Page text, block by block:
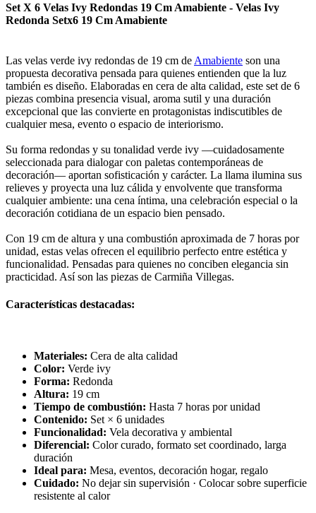
Set X 6 Velas Ivy Redondas 19 Cm Amabiente - Velas Ivy
Redonda Setx6 19 Cm Amabiente
Las velas verde ivy redondas de 19 cm de Amabiente son una
propuesta decorativa pensada para quienes entienden que la luz
también es diseño. Elaboradas en cera de alta calidad, este set de 6
piezas combina presencia visual, aroma sutil y una duración
excepcional que las convierte en protagonistas indiscutibles de
cualquier mesa, evento o espacio de interiorismo.
Su forma redondas y su tonalidad verde ivy —cuidadosamente
seleccionada para dialogar con paletas contemporáneas de
decoración— aportan sofisticación y carácter. La llama ilumina sus
relieves y proyecta una luz cálida y envolvente que transforma
cualquier ambiente: una cena íntima, una celebración especial o la
decoración cotidiana de un espacio bien pensado.
Con 19 cm de altura y una combustión aproximada de 7 horas por
unidad, estas velas ofrecen el equilibrio perfecto entre estética y
funcionalidad. Pensadas para quienes no conciben elegancia sin
practicidad. Así son las piezas de Carmiña Villegas.
Características destacadas:
Materiales: Cera de alta calidad
Color: Verde ivy
Forma: Redonda
Altura: 19 cm
Tiempo de combustión: Hasta 7 horas por unidad
Contenido: Set × 6 unidades
Funcionalidad: Vela decorativa y ambiental
Diferencial: Color curado, formato set coordinado, larga
duración
Ideal para: Mesa, eventos, decoración hogar, regalo
Cuidado: No dejar sin supervisión · Colocar sobre superficie
resistente al calor